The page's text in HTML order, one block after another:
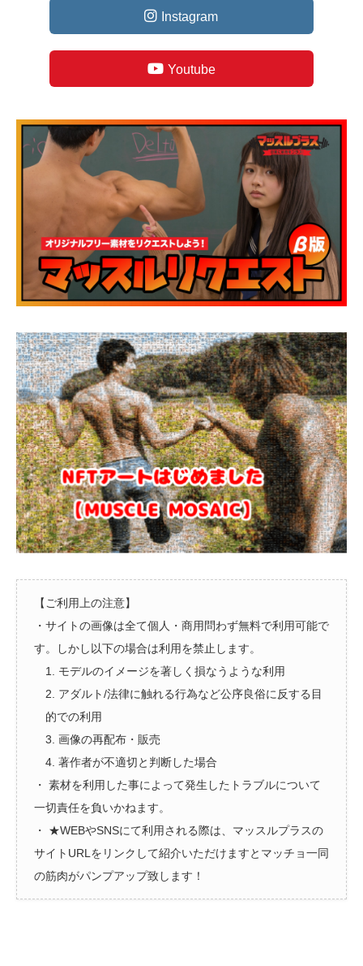
Instagram
Youtube
【ご利用上の注意】
・サイトの画像は全て個人・商用問わず無料で利用可能で
す。しかし以下の場合は利用を禁止します。
1. モデルのイメージを著しく損なうような利用
2. アダルト/法律に触れる行為など公序良俗に反する目
的での利用
3. 画像の再配布・販売
4. 著作者が不適切と判断した場合
・ 素材を利用した事によって発生したトラブルについて
一切責任を負いかねます。
・ ★WEBやSNSにて利用される際は、マッスルプラスの
サイトURLをリンクして紹介いただけますとマッチョ一同
の筋肉がパンプアップ致します！